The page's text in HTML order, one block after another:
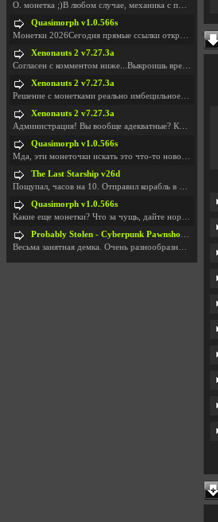
О. монетка ;)В любом случае, механика с поиском мо
Quasimorph v1.0.566s
Монетки 2026Сегодня прямые ссылки открываются посл
Xenonauts 2 v7.27.3a
Согласен с комментом ниже...Выкроишь время чтобы з
Xenonauts 2 v7.27.3a
Решение с монетками реально имбецильное. Как сдела
Xenonauts 2 v7.27.3a
Администрация! Вы вообще адекватные? Какие монетки
Quasimorph v1.0.566s
Мда, эти монеточки искать это что-то новое в сфере
The Last Starship v26d
Пощупал, часов на 10. Отправил корабль в другую Га
Quasimorph v1.0.566s
Какие еще монетки? Что за чущь, дайте нормально ск
Probably Stolen - Cyberpunk Pawnshop Simulator v048c [Playtest]
Весьма занятная демка. Очень разнообразные механик